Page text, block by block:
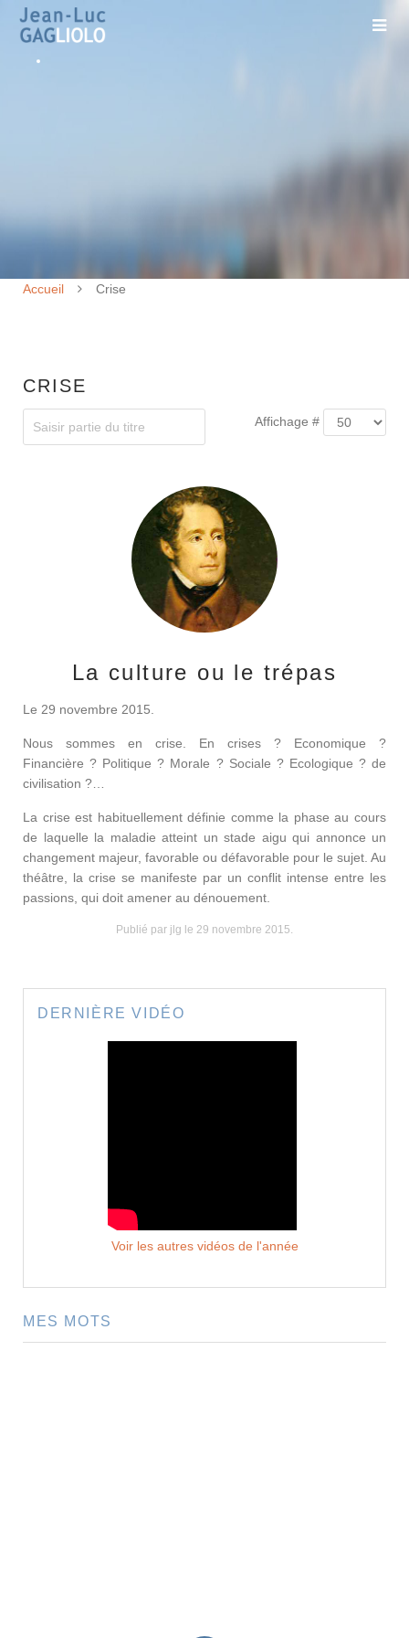
Accueil Crise
CRISE
Affichage #
La culture ou le trépas
Le 29 novembre 2015.
Nous sommes en crise. En crises ? Economique ?
Financière ? Politique ? Morale ? Sociale ? Ecologique ? de
civilisation ?…
La crise est habituellement définie comme la phase au cours
de laquelle la maladie atteint un stade aigu qui annonce un
changement majeur, favorable ou défavorable pour le sujet. Au
théâtre, la crise se manifeste par un conflit intense entre les
passions, qui doit amener au dénouement.
Publié par jlg le 29 novembre 2015.
DERNIÈRE VIDÉO
Voir les autres vidéos de l'année
MES MOTS